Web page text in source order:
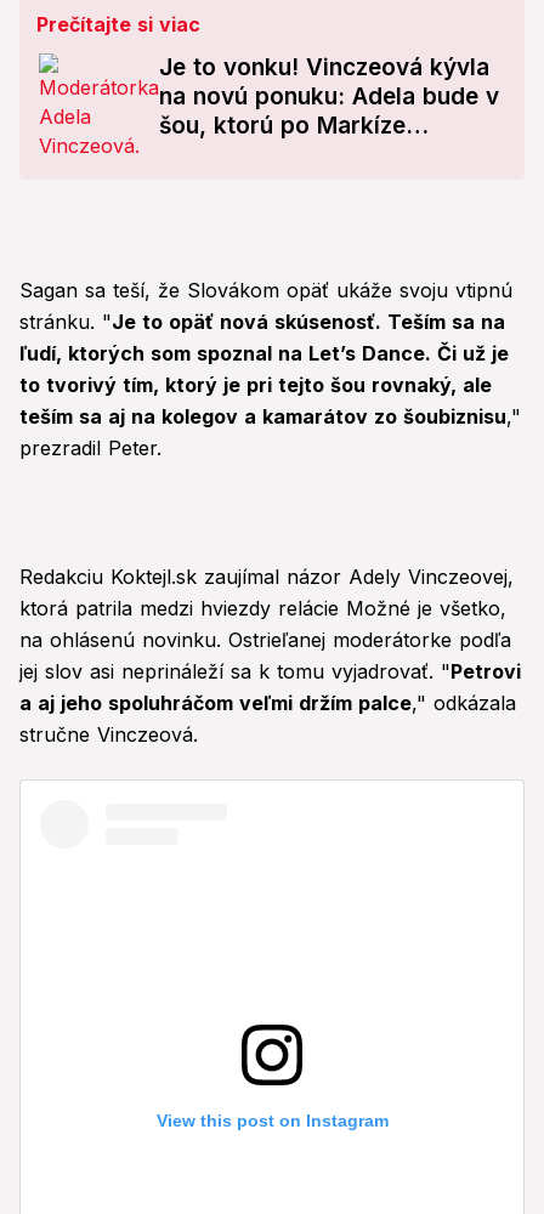
Prečítajte si viac
Je to vonku! Vinczeová kývla
na novú ponuku: Adela bude v
šou, ktorú po Markíze
Sagan sa teší, že Slovákom opäť ukáže svoju vtipnú
stránku. "Je to opäť nová skúsenosť. Teším sa na
ľudí, ktorých som spoznal na Let’s Dance. Či už je
to tvorivý tím, ktorý je pri tejto šou rovnaký, ale
teším sa aj na kolegov a kamarátov zo šoubiznisu,"
prezradil Peter.
Redakciu Koktejl.sk zaujímal názor Adely Vinczeovej,
ktorá patrila medzi hviezdy relácie Možné je všetko,
na ohlásenú novinku. Ostrieľanej moderátorke podľa
jej slov asi neprináleží sa k tomu vyjadrovať. "Petrovi
a aj jeho spoluhráčom veľmi držím palce," odkázala
stručne Vinczeová.